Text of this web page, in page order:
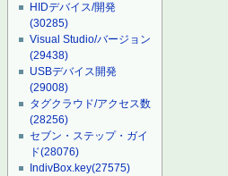
HIDデバイス/開発
(30285)
Visual Studio/バージョン
(29438)
USBデバイス開発
(29008)
タグクラウド/アクセス数
(28256)
セブン・ステップ・ガイ
ド(28076)
IndivBox.key(27575)